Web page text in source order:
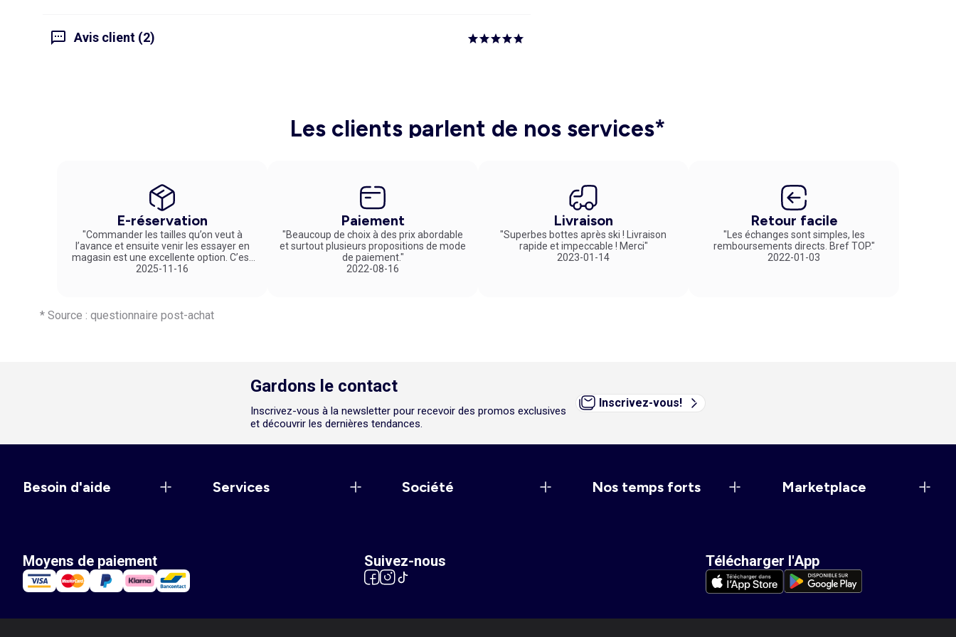
Avis client (2)
Les clients parlent de nos services*
E-réservation
"Commander les tailles qu’on veut à
l’avance et ensuite venir les essayer en
magasin est une excellente option. C’est
un service vraiment pratique et agréable
2025-11-16
Paiement
"Beaucoup de choix à des prix abordable
et surtout plusieurs propositions de mode
de paiement."
2022-08-16
Livraison
"Superbes bottes après ski ! Livraison
rapide et impeccable ! Merci"
2023-01-14
Retour facile
"Les échanges sont simples, les
remboursements directs. Bref TOP."
2022-01-03
* Source : questionnaire post-achat
Gardons le contact
Inscrivez-vous à la newsletter pour recevoir des promos exclusives
et découvrir les dernières tendances.
Inscrivez-vous!
Besoin d'aide Services Société Nos temps forts Marketplace
Moyens de paiement Suivez-nous Télécharger l'App